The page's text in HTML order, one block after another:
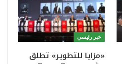
خبر رئيسي
«مزايا للتطوير» تطلق